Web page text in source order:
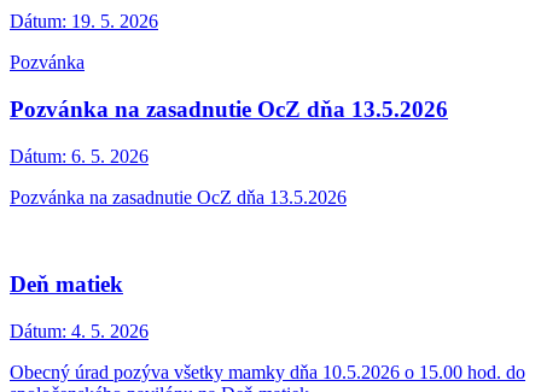
Dátum: 19. 5. 2026
Pozvánka
Pozvánka na zasadnutie OcZ dňa 13.5.2026
Dátum: 6. 5. 2026
Pozvánka na zasadnutie OcZ dňa 13.5.2026
Deň matiek
Dátum: 4. 5. 2026
Obecný úrad pozýva všetky mamky dňa 10.5.2026 o 15.00 hod. do